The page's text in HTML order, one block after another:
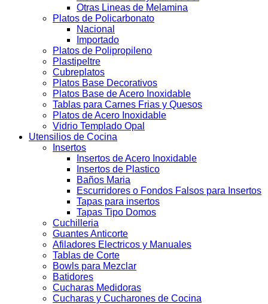
Otras Lineas de Melamina
Platos de Policarbonato
Nacional
Importado
Platos de Polipropileno
Plastipeltre
Cubreplatos
Platos Base Decorativos
Platos Base de Acero Inoxidable
Tablas para Carnes Frias y Quesos
Platos de Acero Inoxidable
Vidrio Templado Opal
Utensilios de Cocina
Insertos
Insertos de Acero Inoxidable
Insertos de Plastico
Baños Maria
Escurridores o Fondos Falsos para Insertos
Tapas para insertos
Tapas Tipo Domos
Cuchilleria
Guantes Anticorte
Afiladores Electricos y Manuales
Tablas de Corte
Bowls para Mezclar
Batidores
Cucharas Medidoras
Cucharas y Cucharones de Cocina